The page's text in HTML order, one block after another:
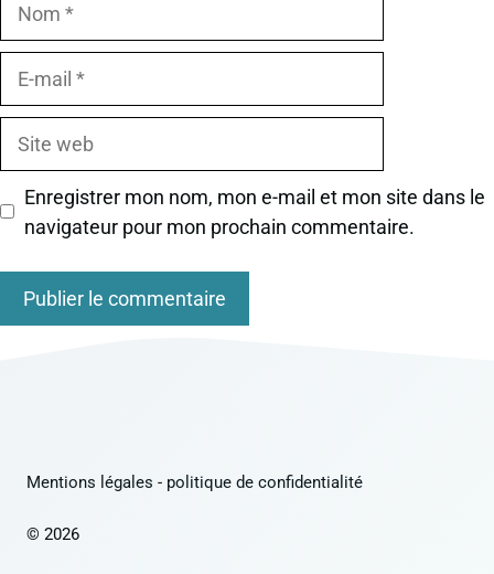
Site
Enregistrer mon nom, mon e-mail et mon site dans le
navigateur pour mon prochain commentaire.
© 2026
Mentions légales - politique de confidentialité